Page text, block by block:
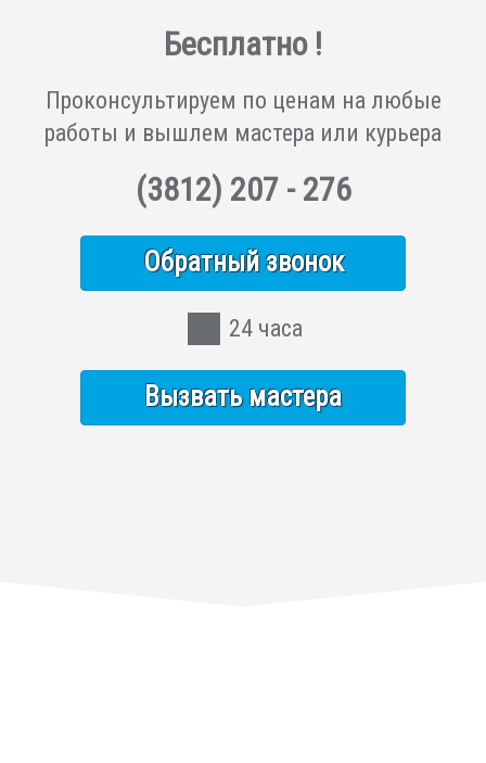
Бесплатно !
Проконсультируем по ценам на любые
работы и вышлем мастера или курьера
(3812) 207 - 276
Обратный звонок
24 часа
Вызвать мастера